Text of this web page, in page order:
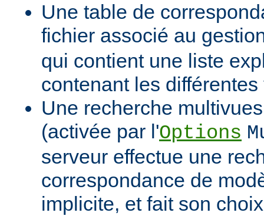
Une table de
fichier associé au
qui contient une liste
contenant les
Une recherche
(activée par l'Options
serveur effectue une
correspondance de
implicite, et fait son